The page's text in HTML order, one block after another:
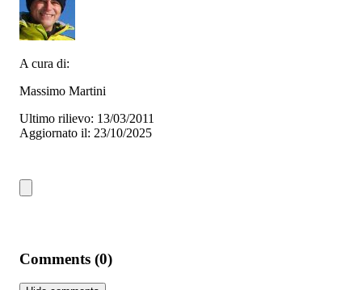
A cura di:
Massimo Martini
Ultimo rilievo: 13/03/2011
Aggiornato il: 23/10/2025
Comments (0)